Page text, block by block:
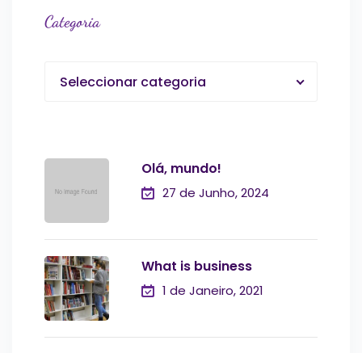
Categoria
Seleccionar categoria
Olá, mundo!
27 de Junho, 2024
What is business
1 de Janeiro, 2021